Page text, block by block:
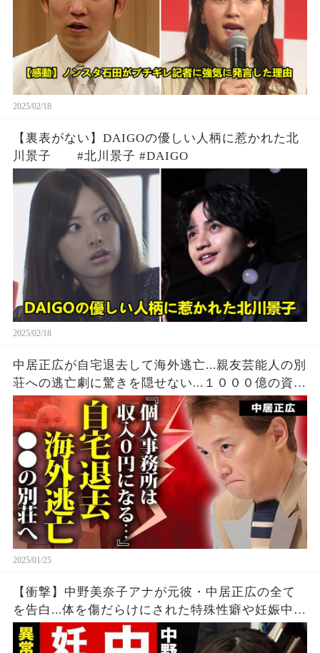
2025/02/18
【裏表がない】DAIGOの優しい人柄に惹かれた北
川景子 #北川景子 #DAIGO
2025/02/18
中居正広が自宅退去して海外逃亡...親友芸能人の別
荘への逃亡劇に驚きを隠せない...１０００億の資産
があってもTV局の違約金から逃れる為に動いた現
在がヤバすぎた...
2025/01/25
【衝撃】中野美奈子アナが元彼・中居正広の全て
を告白...体を傷だらけにされた特殊性癖や妊娠中絶
の真相に驚愕！『フジテレビ』の"パン"に隠された
恐怖の秘密がヤバすぎた！【芸能】